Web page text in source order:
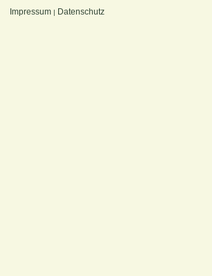
Impressum | Datenschutz